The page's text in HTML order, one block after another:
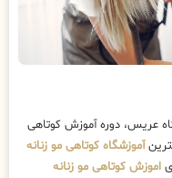
عریس، دوره آموزش کوتاهی
آموزشگاه کوتاهی مو زنانه
اموزش کوتاهی مو زنانه